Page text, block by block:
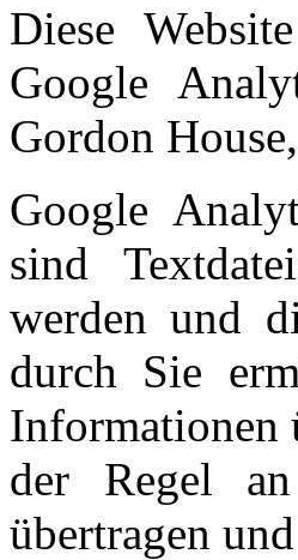
Diese
Google
Gordon
Google
sind
werden und
durch Sie
Informationen
der Regel
übertragen